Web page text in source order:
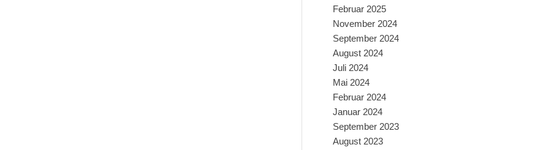
Februar 2025
November 2024
September 2024
August 2024
Juli 2024
Mai 2024
Februar 2024
Januar 2024
September 2023
August 2023